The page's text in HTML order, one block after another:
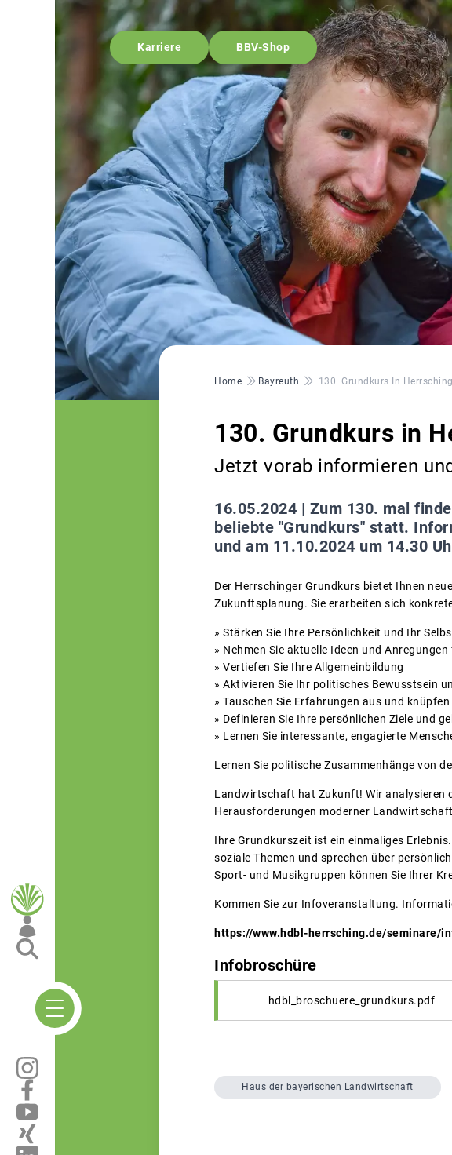
Karriere BBV-Shop
Pfadnavigation
Home Bayreuth 130. Grundkurs In
130. Grundkurs in
Jetzt vorab informieren
16.05.2024 | Zum 130. mal
beliebte "Grundkurs" statt.
und am 11.10.2024 um 14.30
Der Herrschinger Grundkurs bietet Ihnen
Zukunftsplanung. Sie erarbeiten sich
» Stärken Sie Ihre Persönlichkeit und Ihr
» Nehmen Sie aktuelle Ideen und
» Vertiefen Sie Ihre Allgemeinbildung
» Aktivieren Sie Ihr politisches Bewusstsein
» Tauschen Sie Erfahrungen aus und
» Definieren Sie Ihre persönlichen Ziele und
» Lernen Sie interessante, engagierte
Lernen Sie politische Zusammenhänge von
Landwirtschaft hat Zukunft! Wir analysieren
Herausforderungen moderner
Ihre Grundkurszeit ist ein einmaliges
soziale Themen und sprechen über
Sport- und Musikgruppen können Sie Ihrer
Kommen Sie zur Infoveranstaltung.
https://www.hdbl-herrsching.de/seminare/
Infobroschüre
hdbl_broschuere_grundkurs.pdf
Haus der bayerischen Landwirtschaft